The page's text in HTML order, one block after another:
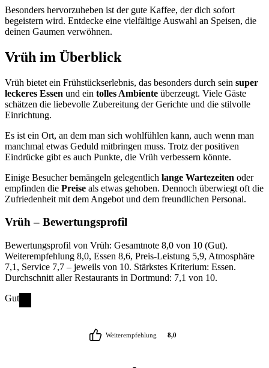
Besonders hervorzuheben ist der gute Kaffee, der dich sofort
begeistern wird. Entdecke eine vielfältige Auswahl an Speisen, die
deinen Gaumen verwöhnen.
Vrüh im Überblick
Vrüh bietet ein Frühstückserlebnis, das besonders durch sein super
leckeres Essen und ein tolles Ambiente überzeugt. Viele Gäste
schätzen die liebevolle Zubereitung der Gerichte und die stilvolle
Einrichtung.
Es ist ein Ort, an dem man sich wohlfühlen kann, auch wenn man
manchmal etwas Geduld mitbringen muss. Trotz der positiven
Eindrücke gibt es auch Punkte, die Vrüh verbessern könnte.
Einige Besucher bemängeln gelegentlich lange Wartezeiten oder
empfinden die Preise als etwas gehoben. Dennoch überwiegt oft die
Zufriedenheit mit dem Angebot und dem freundlichen Personal.
Vrüh– Bewertungsprofil
Bewertungsprofil von Vrüh: Gesamtnote 8,0 von 10 (Gut).
Weiterempfehlung 8,0, Essen 8,6, Preis-Leistung 5,9, Atmosphäre
7,1, Service 7,7 – jeweils von 10. Stärkstes Kriterium: Essen.
Durchschnitt aller Restaurants in Dortmund: 7,1 von 10.
Gut
Weiterempfehlung 8,0